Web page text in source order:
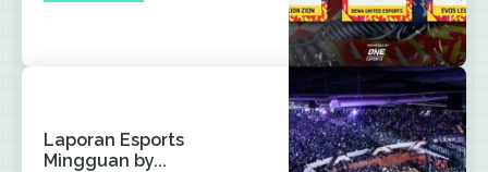
Laporan Esports
Mingguan by...